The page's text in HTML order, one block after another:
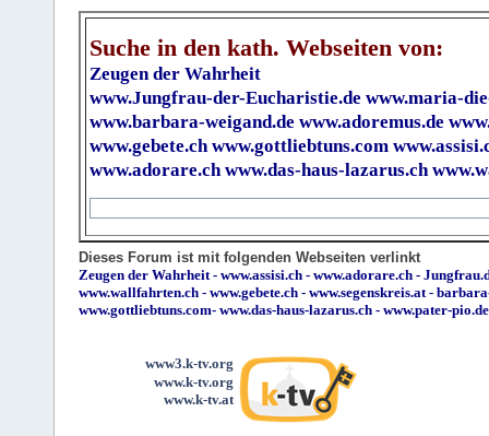
Suche in den kath. Webseiten von:
Zeugen der Wahrheit
www.Jungfrau-der-Eucharistie.de www.maria-
www.barbara-weigand.de www.adoremus.de
www.gebete.ch www.gottliebtuns.com
www.adorare.ch www.das-haus-lazarus.ch
Dieses Forum ist mit folgenden Webseiten verlinkt
Zeugen der Wahrheit- www.assisi.ch - www.adorare.ch -
www.wallfahrten.ch - www.gebete.ch - www.segenskreis.at-
www.gottliebtuns.com- www.das-haus-lazarus.ch - www.pater-pio.de
www3.k-tv.org
www.k-tv.org
www.k-tv.at